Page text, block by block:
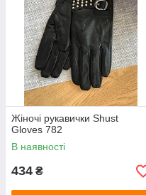
Жіночі рукавички Shust
Gloves 782
В наявності
434 ₴